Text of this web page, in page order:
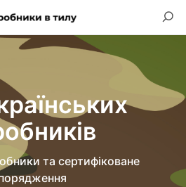
та сертифіковане